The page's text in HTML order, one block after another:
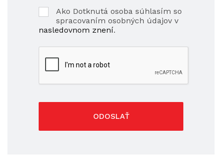
Ako Dotknutá osoba súhlasím so
spracovaním osobných údajov v
nasledovnom znení.
ODOSLAŤ